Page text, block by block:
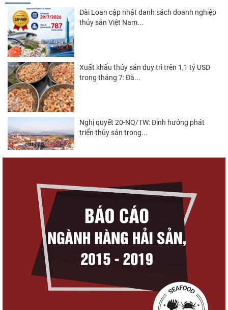
Đài Loan cập nhật danh sách doanh nghiệp
thủy sản Việt Nam...
Xuất khẩu thủy sản duy trì trên 1,1 tỷ USD
trong tháng 7: Đà...
Nghị quyết 20-NQ/TW: Định hướng phát
triển thủy sản trong...
(sửa đổi)
Thuế Mục 301 và bài toán thích ứng của
tôm Việt tại thị...
Xuất khẩu cá tra sang CPTPP: Mở rộng cơ